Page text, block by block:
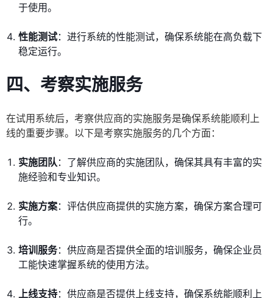
于使用。
性能测试：进行系统的性能测试，确保系统能在高负载下
稳定运行。
四、考察实施服务
在试用系统后，考察供应商的实施服务是确保系统能顺利上
线的重要步骤。以下是考察实施服务的几个方面：
实施团队：了解供应商的实施团队，确保其具有丰富的实
施经验和专业知识。
实施方案：评估供应商提供的实施方案，确保方案合理可
行。
培训服务：供应商是否提供全面的培训服务，确保企业员
工能快速掌握系统的使用方法。
上线支持：供应商是否提供上线支持，确保系统能顺利上